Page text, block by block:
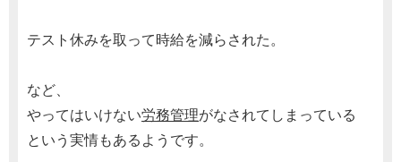
テスト休みを取って時給を減らされた。
など、
やってはいけない労務管理がなされてしまっている
という実情もあるようです。